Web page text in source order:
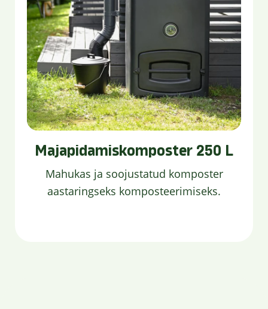
Majapidamiskomposter 250 L
Mahukas ja soojustatud komposter
aastaringseks komposteerimiseks.